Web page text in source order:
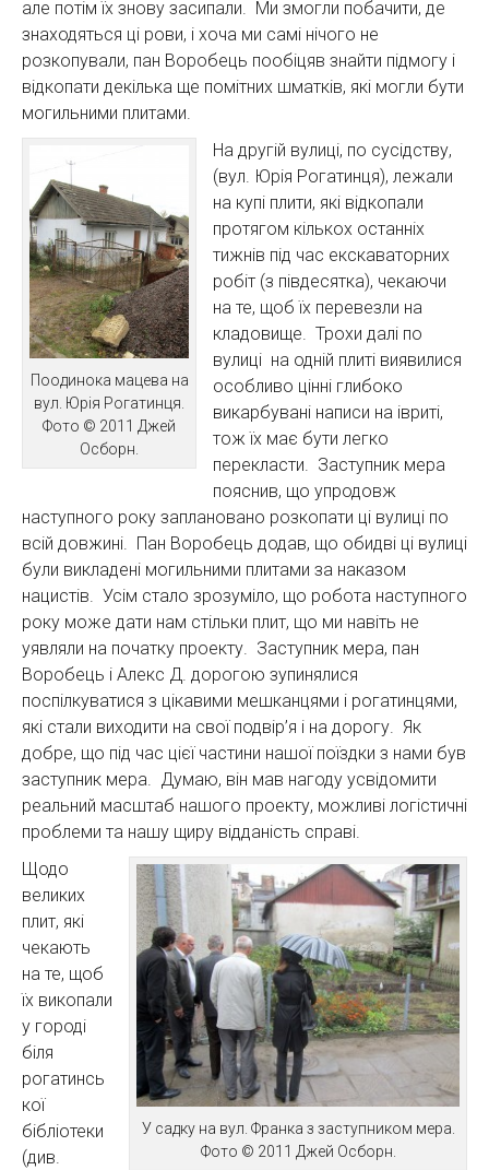
але потім їх знову засипали. Ми змогли побачити, де
знаходяться ці рови, і хоча ми самі нічого не
розкопували, пан Воробець пообіцяв знайти підмогу і
відкопати декілька ще помітних шматків, які могли бути
могильними плитами.
Поодинока мацева на
вул. Юрія Рогатинця.
Фото © 2011 Джей
Осборн.
На другій вулиці, по сусідству,
(вул. Юрія Рогатинця), лежали
на купі плити, які відкопали
протягом кількох останніх
тижнів під час екскаваторних
робіт (з півдесятка), чекаючи
на те, щоб їх перевезли на
кладовище. Трохи далі по
вулиці на одній плиті виявилися
особливо цінні глибоко
викарбувані написи на івриті,
тож їх має бути легко
перекласти. Заступник мера
пояснив, що упродовж
наступного року заплановано розкопати ці вулиці по
всій довжині. Пан Воробець додав, що обидві ці вулиці
були викладені могильними плитами за наказом
нацистів. Усім стало зрозуміло, що робота наступного
року може дати нам стільки плит, що ми навіть не
уявляли на початку проекту. Заступник мера, пан
Воробець і Алекс Д. дорогою зупинялися
поспілкуватися з цікавими мешканцями і рогатинцями,
які стали виходити на свої подвір’я і на дорогу. Як
добре, що під час цієї частини нашої поїздки з нами був
заступник мера. Думаю, він мав нагоду усвідомити
реальний масштаб нашого проекту, можливі логістичні
проблеми та нашу щиру відданість справі.
У садку на вул. Франка з заступником мера.
Фото © 2011 Джей Осборн.
Щодо
великих
плит, які
чекають
на те, щоб
їх викопали
у городі
біля
рогатинсь
кої
бібліотеки
(див.